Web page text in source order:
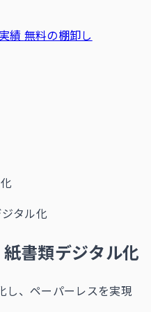
績 無料の棚卸し
タル化
書類デジタル化
し、ペーパーレスを実現